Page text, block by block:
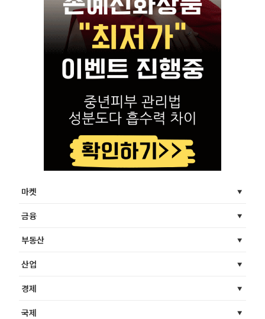
마켓
금융
부동산
산업
경제
국제